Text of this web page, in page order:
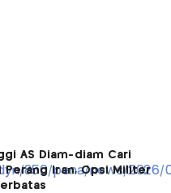
AS Diam-diam Cari
Perang Iran, Opsi Militer